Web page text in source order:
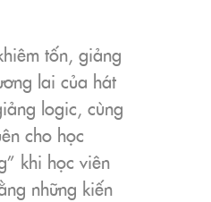
tốn, giảng
lai của hát
logic, cùng
cho học
khi học viên
những kiến